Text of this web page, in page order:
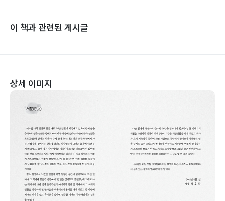
이 책과 관련된 게시글
상세 이미지